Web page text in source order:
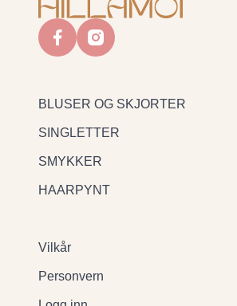
facebookinstagram
BLUSER OG SKJORTER
SINGLETTER
SMYKKER
HAARPYNT
Vilkår
Personvern